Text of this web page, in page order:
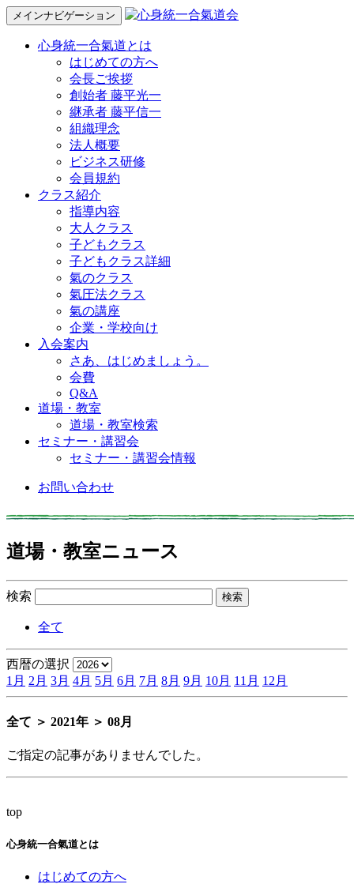
メインナビゲーション
心身統一合氣道とは
はじめての方へ
会長ご挨拶
創始者 藤平光一
継承者 藤平信一
組織理念
法人概要
ビジネス研修
会員規約
クラス紹介
指導内容
大人クラス
子どもクラス
子どもクラス詳細
氣のクラス
氣圧法クラス
氣の講座
企業・学校向け
入会案内
さあ、はじめましょう。
会費
Q&A
道場・教室
道場・教室検索
セミナー・講習会
セミナー・講習会情報
お問い合わせ
道場・教室ニュース
検索
全て
西暦の選択
1月 2月 3月 4月 5月 6月 7月 8月 9月 10月 11月 12月
全て ＞ 2021年 ＞ 08月
ご指定の記事がありませんでした。
top
心身統一合氣道とは
はじめての方へ